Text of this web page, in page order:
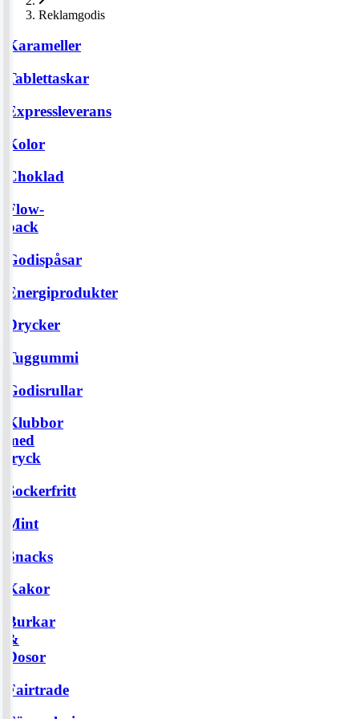
Reklamgodis
Karameller
Tablettaskar
Expressleverans
Kolor
Choklad
Flow-
pack
Godispåsar
Energiprodukter
Drycker
Tuggummi
Godisrullar
Klubbor
med
tryck
Sockerfritt
Mint
Snacks
Kakor
Burkar
&
Dosor
Fairtrade